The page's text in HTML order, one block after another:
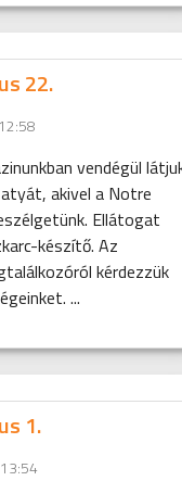
22.
vendégül
akivel a Notre
Ellátogat
készítő. Az
kérdezzük
...
1.